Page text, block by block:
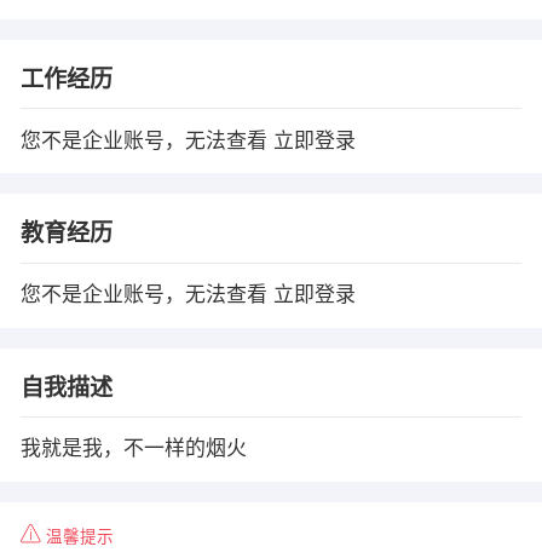
工作经历
您不是企业账号，无法查看 立即登录
教育经历
您不是企业账号，无法查看 立即登录
自我描述
我就是我，不一样的烟火
温馨提示